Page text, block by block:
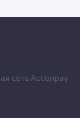
сеть Actionpay